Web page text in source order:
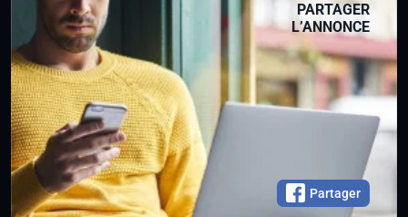
PARTAGER
L’ANNONCE
Partager